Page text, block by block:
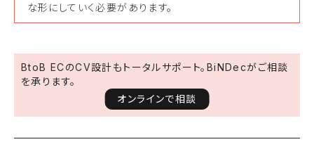
な形にしていく必要があります。
BtoB ECのCV設計もトータルサポート。BiNDecがご相談
を承ります。
オンラインで相談